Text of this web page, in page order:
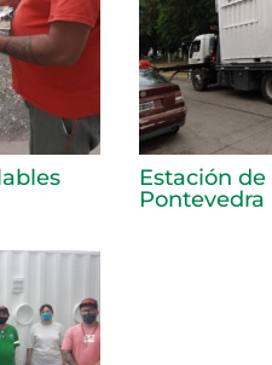
Estación
Pontevedra